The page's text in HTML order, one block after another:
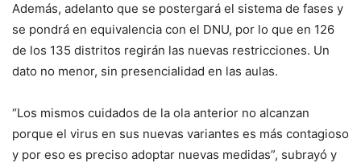
Además, adelanto que se postergará el sistema de fases y
se pondrá en equivalencia con el DNU, por lo que en 126
de los 135 distritos regirán las nuevas restricciones. Un
dato no menor, sin presencialidad en las aulas.
“Los mismos cuidados de la ola anterior no alcanzan
porque el virus en sus nuevas variantes es más contagioso
y por eso es preciso adoptar nuevas medidas”, subrayó y